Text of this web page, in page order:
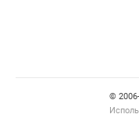
Счетчики,©